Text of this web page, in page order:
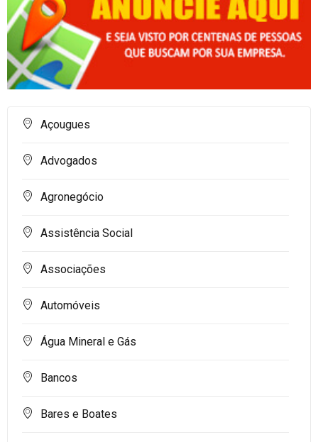
Açougues
Advogados
Agronegócio
Assistência Social
Associações
Automóveis
Água Mineral e Gás
Bancos
Bares e Boates